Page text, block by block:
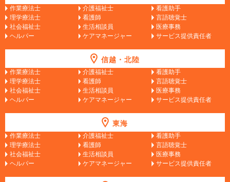
作業療法士 介護福祉士
看護助手
理学療法士
看護師
言語聴覚士
社会福祉士
生活相談員
医療事務
ヘルパー
ケアマネージャー サービス提供責任者
信越・北陸
作業療法士 介護福祉士
看護助手
理学療法士
看護師
言語聴覚士
社会福祉士
生活相談員
医療事務
ヘルパー
ケアマネージャー サービス提供責任者
東海
作業療法士 介護福祉士
看護助手
理学療法士
看護師
言語聴覚士
社会福祉士
生活相談員
医療事務
ヘルパー
ケアマネージャー サービス提供責任者